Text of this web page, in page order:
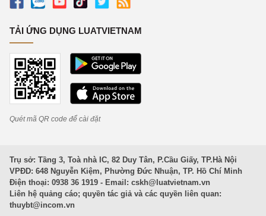
TẢI ỨNG DỤNG LUATVIETNAM
Quét mã QR code để cài đặt
Trụ sở: Tầng 3, Toà nhà IC, 82 Duy Tân, P.Cầu Giấy, TP.Hà Nội
VPĐD: 648 Nguyễn Kiệm, Phường Đức Nhuận, TP. Hồ Chí Minh
Điện thoại: 0938 36 1919 - Email: cskh@luatvietnam.vn
Liên hệ quảng cáo; quyền tác giả và các quyền liên quan:
thuybt@incom.vn